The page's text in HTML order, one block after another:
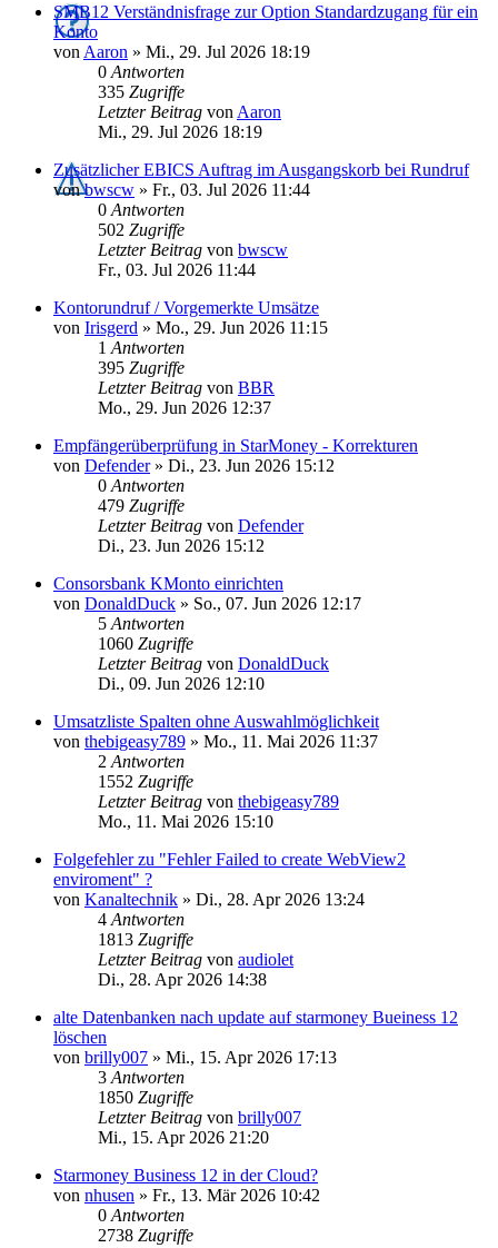
SMB12 Verständnisfrage zur Option Standardzugang für ein
Konto
von Aaron » Mi., 29. Jul 2026 18:19
0 Antworten
335 Zugriffe
Letzter Beitrag von Aaron
Mi., 29. Jul 2026 18:19
Zusätzlicher EBICS Auftrag im Ausgangskorb bei Rundruf
vonbwscw » Fr., 03. Jul 2026 11:44
0 Antworten
502 Zugriffe
Letzter Beitrag von bwscw
Fr., 03. Jul 2026 11:44
Kontorundruf / Vorgemerkte Umsätze
von Irisgerd » Mo., 29. Jun 2026 11:15
1 Antworten
395 Zugriffe
Letzter Beitrag von BBR
Mo., 29. Jun 2026 12:37
Empfängerüberprüfung in StarMoney - Korrekturen
von Defender» Di., 23. Jun 2026 15:12
0 Antworten
479 Zugriffe
Letzter Beitrag von Defender
Di., 23. Jun 2026 15:12
Consorsbank KMonto einrichten
von DonaldDuck » So., 07. Jun 2026 12:17
5 Antworten
1060 Zugriffe
Letzter Beitrag von DonaldDuck
Di., 09. Jun 2026 12:10
Umsatzliste Spalten ohne Auswahlmöglichkeit
von thebigeasy789 » Mo., 11. Mai 2026 11:37
2 Antworten
1552 Zugriffe
Letzter Beitrag von thebigeasy789
Mo., 11. Mai 2026 15:10
Folgefehler zu "Fehler Failed to create WebView2
enviroment" ?
von Kanaltechnik » Di., 28. Apr 2026 13:24
4 Antworten
1813 Zugriffe
Letzter Beitrag von audiolet
Di., 28. Apr 2026 14:38
alte Datenbanken nach update auf starmoney Bueiness 12
löschen
von brilly007 » Mi., 15. Apr 2026 17:13
3 Antworten
1850 Zugriffe
Letzter Beitrag von brilly007
Mi., 15. Apr 2026 21:20
Starmoney Business 12 in der Cloud?
von nhusen » Fr., 13. Mär 2026 10:42
0 Antworten
2738 Zugriffe